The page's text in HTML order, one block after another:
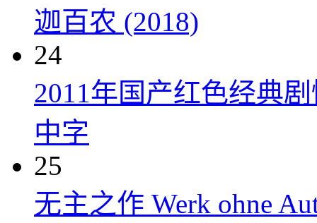
迦百农 (2018)
24
2011年国产红色经典
中字
25
无主之作 Werk ohne